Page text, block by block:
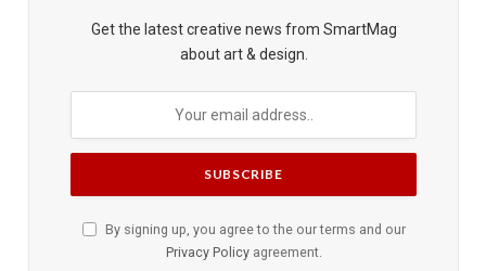
Get the latest creative news from SmartMag
about art & design.
By signing up, you agree to the our terms and our
Privacy Policyagreement.